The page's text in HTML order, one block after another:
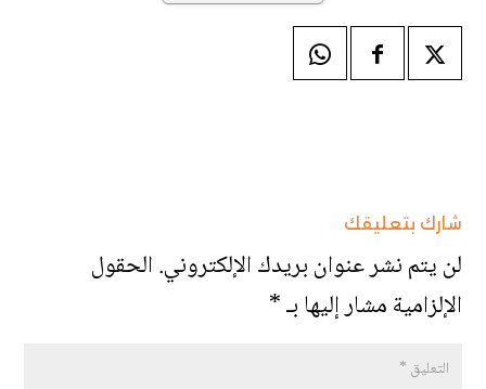
شارك بتعليقك
لن يتم نشر عنوان بريدك الإلكتروني.الحقول
الإلزامية مشار إليها بـ*